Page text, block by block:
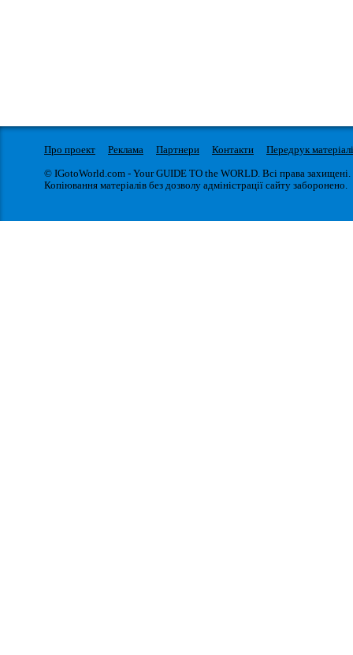
Про проект Реклама Партнери Контакти
Передрук
© IGotoWorld.com - Your GUIDE TO the WORLD. Всі права захищені.
Копіювання матеріалів без дозволу адміністрації сайту заборонено.